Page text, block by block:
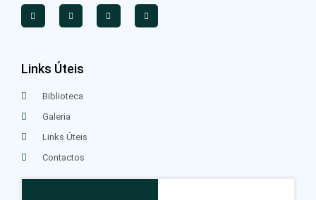
Links Úteis
Biblioteca
Galeria
Links Úteis
Contactos